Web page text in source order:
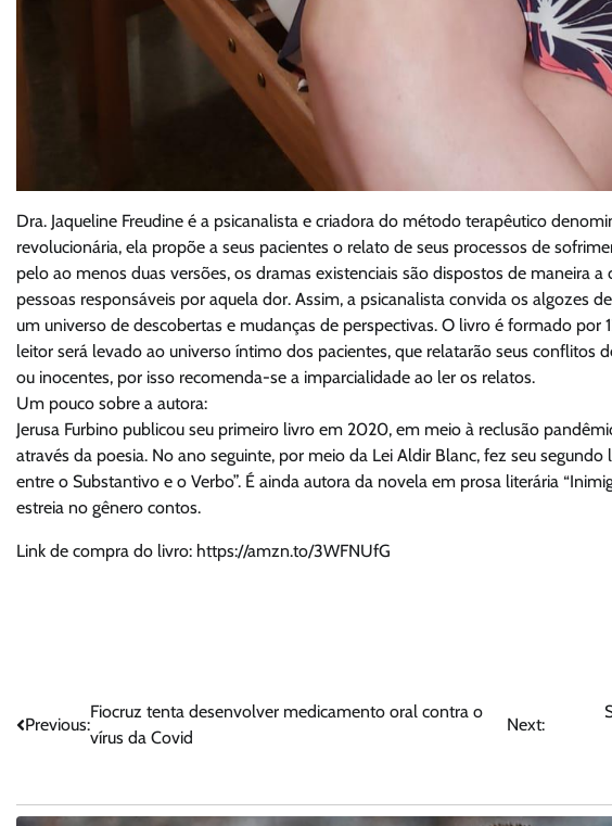
Dra. Jaqueline Freudine é a psicanalista e criadora do método terapêutico
revolucionária, ela propõe a seus pacientes o relato de seus processos de
pelo ao menos duas versões, os dramas existenciais são dispostos de maneira
pessoas responsáveis por aquela dor. Assim, a psicanalista convida os algozes
um universo de descobertas e mudanças de perspectivas. O livro é formado por
leitor será levado ao universo íntimo dos pacientes, que relatarão seus conflitos
ou inocentes, por isso recomenda-se a imparcialidade ao ler os relatos.
Um pouco sobre a autora:
Jerusa Furbino publicou seu primeiro livro em 2020, em meio à reclusão
através da poesia. No ano seguinte, por meio da Lei Aldir Blanc, fez seu
entre o Substantivo e o Verbo”. É ainda autora da novela em prosa literária
estreia no gênero contos.
Link de compra do livro: https://amzn.to/3WFNUfG
Navegação
Previous:
Fiocruz tenta desenvolver medicamento oral contra o
vírus da Covid
Next: